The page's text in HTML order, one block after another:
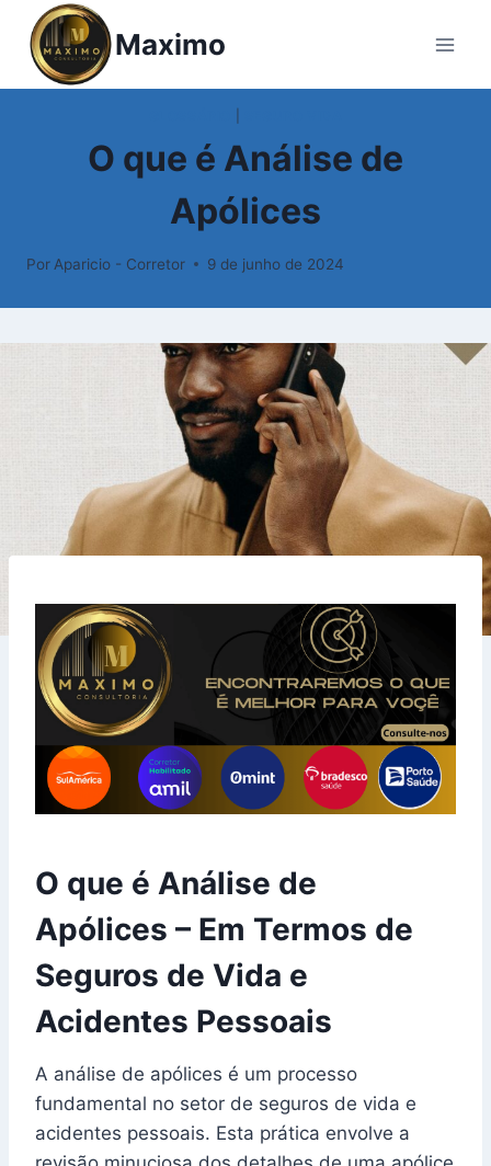
Pular
para
Maximo
O que é Análise de
Apólices
Por Aparicio - Corretor 9 de junho de 2024
O que é Análise de
Apólices – Em Termos de
Seguros de Vida e
Acidentes Pessoais
A análise de apólices é um processo
fundamental no setor de seguros de vida e
acidentes pessoais. Esta prática envolve a